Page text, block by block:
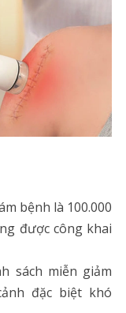
bệnh là 100.000
được công khai
sách miễn giảm
đặc biệt khó